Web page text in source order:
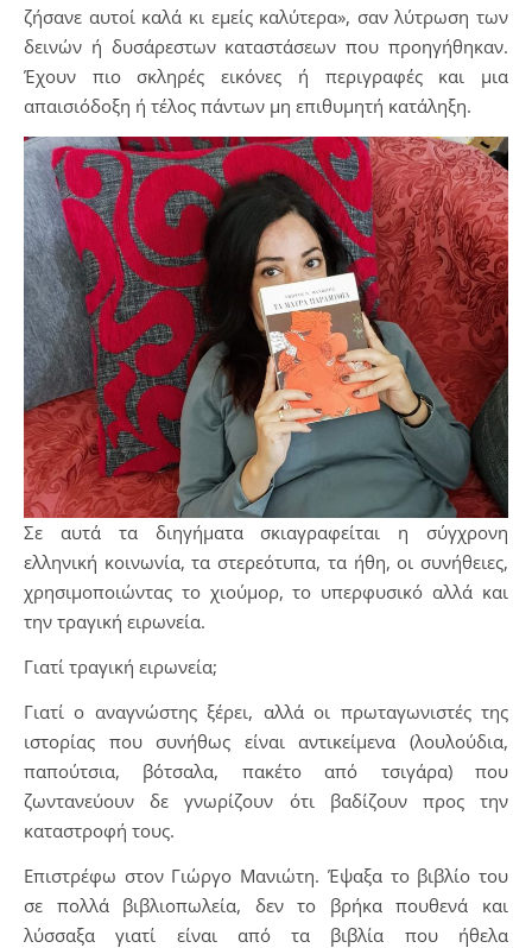
ζήσανε αυτοί καλά κι εμείς καλύτερα», σαν λύτρωση των
δεινών ή δυσάρεστων καταστάσεων που προηγήθηκαν.
Έχουν πιο σκληρές εικόνες ή περιγραφές και μια
απαισιόδοξη ή τέλος πάντων μη επιθυμητή κατάληξη.
Σε αυτά τα διηγήματα σκιαγραφείται η σύγχρονη
ελληνική κοινωνία, τα στερεότυπα, τα ήθη, οι συνήθειες,
χρησιμοποιώντας το χιούμορ, το υπερφυσικό αλλά και
την τραγική ειρωνεία.
Γιατί τραγική ειρωνεία;
Γιατί ο αναγνώστης ξέρει, αλλά οι πρωταγωνιστές της
ιστορίας που συνήθως είναι αντικείμενα (λουλούδια,
παπούτσια, βότσαλα, πακέτο από τσιγάρα) που
ζωντανεύουν δε γνωρίζουν ότι βαδίζουν προς την
καταστροφή τους.
Επιστρέφω στον Γιώργο Μανιώτη. Έψαξα το βιβλίο του
σε πολλά βιβλιοπωλεία, δεν το βρήκα πουθενά και
λύσσαξα γιατί είναι από τα βιβλία που ήθελα